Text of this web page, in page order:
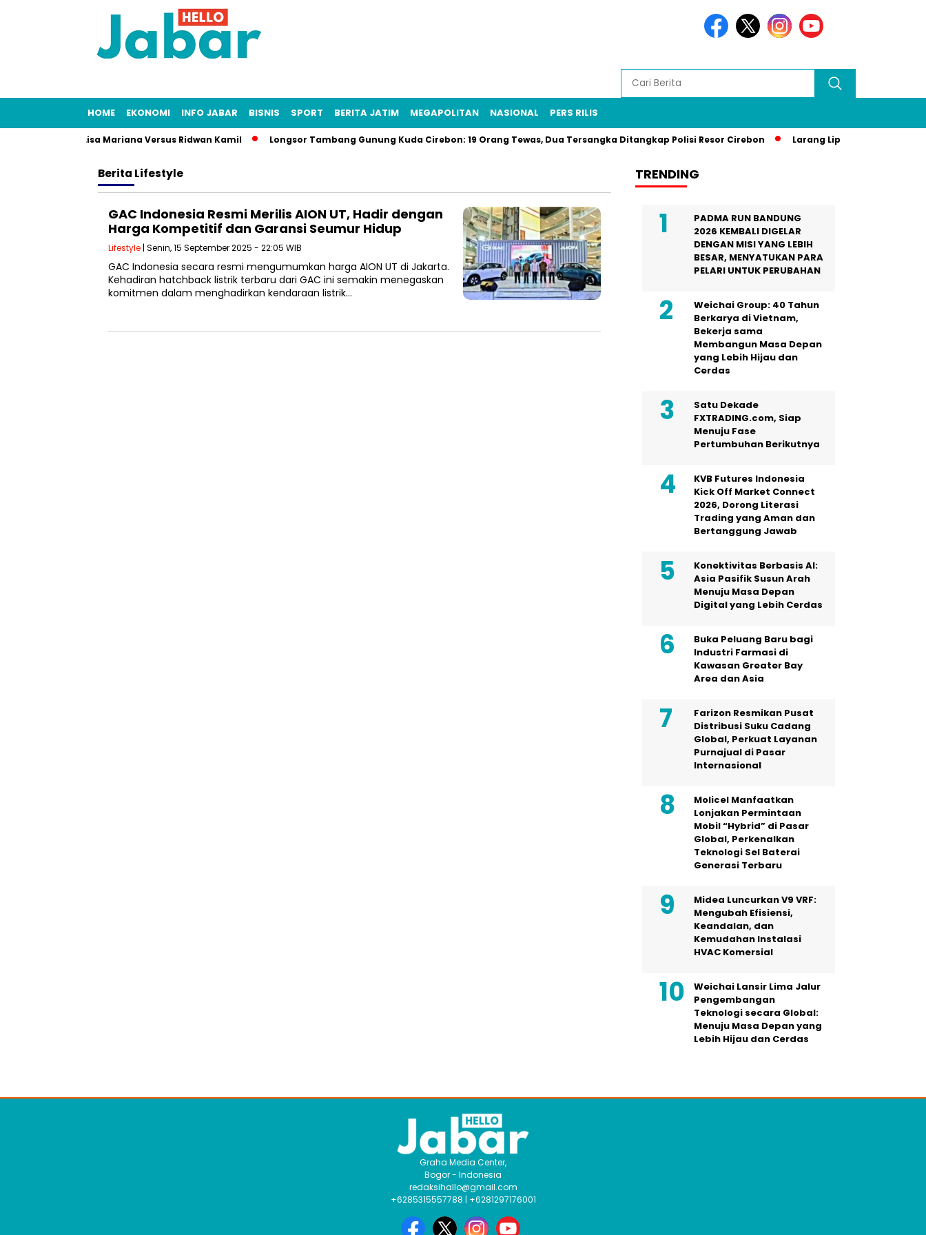
HOME EKONOMI INFO JABAR BISNIS SPORT BERITA JATIM MEGAPOLITAN NASIONAL PERS RILIS
Kasus Fitnah Lisa Mariana Versus Ridwan Kamil Longsor Tambang Gunung Kuda Cirebon: 19 Orang Tewas, Dua Tersangka Ditangkap Polisi Resor Cirebon Larang Liputan Media Lokal
Berita Lifestyle
GAC Indonesia Resmi Merilis AION UT, Hadir dengan
Harga Kompetitif dan Garansi Seumur Hidup
Lifestyle | Senin, 15 September 2025 - 22:05 WIB
GAC Indonesia secara resmi mengumumkan harga AION UT di Jakarta.
Kehadiran hatchback listrik terbaru dari GAC ini semakin menegaskan
komitmen dalam menghadirkan kendaraan listrik…
TRENDING
PADMA RUN BANDUNG
2026 KEMBALI DIGELAR
DENGAN MISI YANG LEBIH
BESAR, MENYATUKAN PARA
PELARI UNTUK PERUBAHAN
Weichai Group: 40 Tahun
Berkarya di Vietnam,
Bekerja sama
Membangun Masa Depan
yang Lebih Hijau dan
Cerdas
Satu Dekade
FXTRADING.com, Siap
Menuju Fase
Pertumbuhan Berikutnya
KVB Futures Indonesia
Kick Off Market Connect
2026, Dorong Literasi
Trading yang Aman dan
Bertanggung Jawab
Konektivitas Berbasis AI:
Asia Pasifik Susun Arah
Menuju Masa Depan
Digital yang Lebih Cerdas
Buka Peluang Baru bagi
Industri Farmasi di
Kawasan Greater Bay
Area dan Asia
Farizon Resmikan Pusat
Distribusi Suku Cadang
Global, Perkuat Layanan
Purnajual di Pasar
Internasional
Molicel Manfaatkan
Lonjakan Permintaan
Mobil “Hybrid” di Pasar
Global, Perkenalkan
Teknologi Sel Baterai
Generasi Terbaru
Midea Luncurkan V9 VRF:
Mengubah Efisiensi,
Keandalan, dan
Kemudahan Instalasi
HVAC Komersial
Weichai Lansir Lima Jalur
Pengembangan
Teknologi secara Global:
Menuju Masa Depan yang
Lebih Hijau dan Cerdas
Graha Media Center,
Bogor - Indonesia
redaksihallo@gmail.com
+6285315557788 | +6281297176001